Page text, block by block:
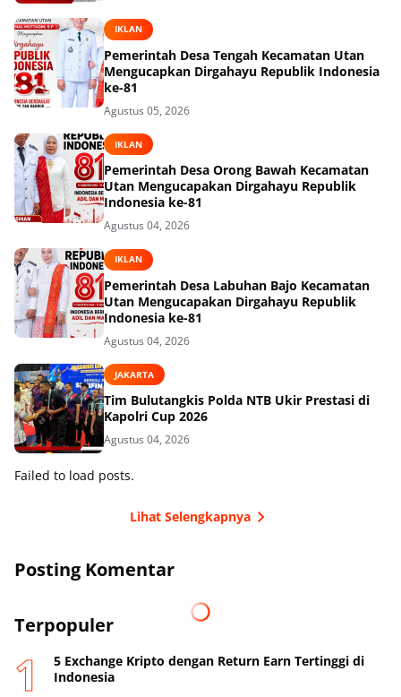
IKLAN
Pemerintah Desa Tengah Kecamatan Utan
Mengucapkan Dirgahayu Republik Indonesia
ke-81
Agustus 05, 2026
IKLAN
Pemerintah Desa Orong Bawah Kecamatan
Utan Mengucapakan Dirgahayu Republik
Indonesia ke-81
Agustus 04, 2026
IKLAN
Pemerintah Desa Labuhan Bajo Kecamatan
Utan Mengucapakan Dirgahayu Republik
Indonesia ke-81
Agustus 04, 2026
JAKARTA
Tim Bulutangkis Polda NTB Ukir Prestasi di
Kapolri Cup 2026
Agustus 04, 2026
Failed to load posts.
Lihat Selengkapnya
Posting Komentar
Terpopuler
5 Exchange Kripto dengan Return Earn Tertinggi di
Indonesia